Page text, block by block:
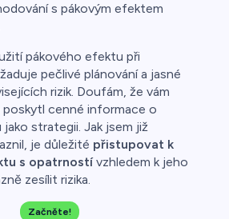
s pákovým efektem
pákového efektu při
pečlivé plánování a jasné
rizik. Doufám, že vám
cenné informace o
strategii. Jak jsem již
je důležité přistupovat k
s opatrnostívzhledem k jeho
zesílit rizika.
Začněte!